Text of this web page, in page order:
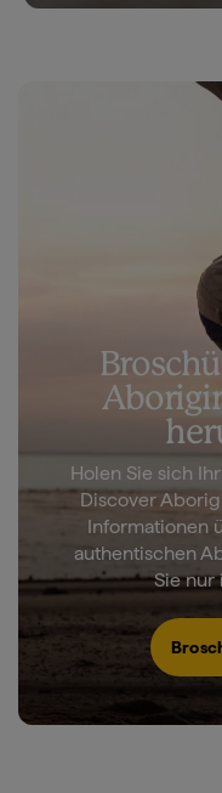
Holen Sie sich
Discover
Informationen
authentischen
Sie nur